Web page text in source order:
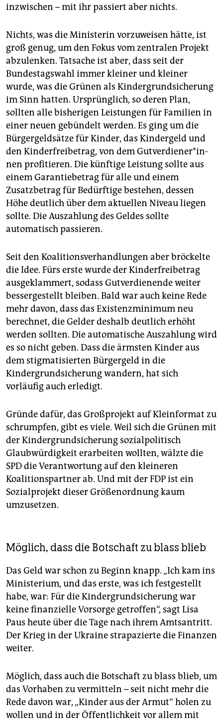
inzwischen – mit ihr passiert aber nichts.
Nichts, was die Ministerin vorzuweisen hätte, ist
groß genug, um den Fokus vom zentralen Projekt
abzulenken. Tatsache ist aber, dass seit der
Bundestagswahl immer kleiner und kleiner
wurde, was die Grünen als Kindergrundsicherung
im Sinn hatten. Ursprünglich, so deren Plan,
sollten alle bisherigen Leistungen für Familien in
einer neuen gebündelt werden. Es ging um die
Bürgergeldsätze für Kinder, das Kindergeld und
den Kinderfreibetrag, von dem Gut­ver­die­ne­r*in­
nen profitieren. Die künftige Leistung sollte aus
einem Garantiebetrag für alle und einem
Zusatzbetrag für Bedürftige bestehen, dessen
Höhe deutlich über dem aktuellen Niveau liegen
sollte. Die Auszahlung des Geldes sollte
automatisch passieren.
Seit den Koalitionsverhandlungen aber bröckelte
die Idee. Fürs erste wurde der Kinderfreibetrag
ausgeklammert, sodass Gutverdienende weiter
bessergestellt bleiben. Bald war auch keine Rede
mehr davon, dass das Existenzminimum neu
berechnet, die Gelder deshalb deutlich erhöht
werden sollten. Die automatische Auszahlung wird
es so nicht geben. Dass die ärmsten Kinder aus
dem stigmatisierten Bürgergeld in die
Kindergrund­sicherung wandern, hat sich
vorläufig auch erledigt.
Gründe dafür, das Großprojekt auf Kleinformat zu
schrumpfen, gibt es viele. Weil sich die Grünen mit
der Kindergrundsicherung sozialpolitisch
Glaubwürdigkeit erarbeiten wollten, wälzte die
SPD die Verantwortung auf den kleineren
Koalitionspartner ab. Und mit der FDP ist ein
Sozialprojekt dieser Größenordnung kaum
umzusetzen.
Möglich, dass die Botschaft zu blass blieb
Das Geld war schon zu Beginn knapp. „Ich kam ins
Ministerium, und das erste, was ich festgestellt
habe, war: Für die Kindergrundsicherung war
keine finanzielle Vorsorge getroffen“, sagt Lisa
Paus heute über die Tage nach ihrem Amtsantritt.
Der Krieg in der Ukraine strapazierte die Finanzen
weiter.
Möglich, dass auch die Botschaft zu blass blieb, um
das Vorhaben zu vermitteln – seit nicht mehr die
Rede davon war, „Kinder aus der Armut“ holen zu
wollen und in der Öffentlichkeit vor allem mit